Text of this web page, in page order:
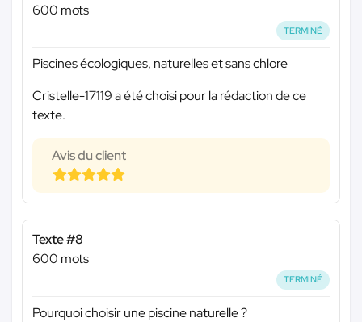
600 mots
TERMINÉ
Piscines écologiques, naturelles et sans chlore
Cristelle-17119 a été choisi pour la rédaction de ce
texte.
Avis du client
Texte #8
600 mots
TERMINÉ
Pourquoi choisir une piscine naturelle ?